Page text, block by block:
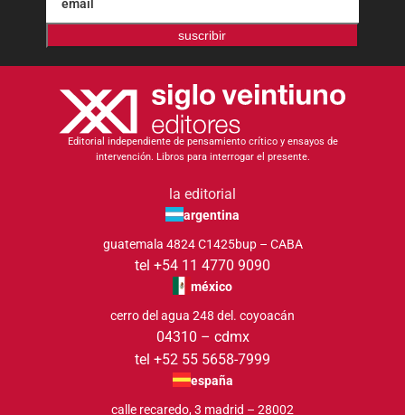
suscribir
Editorial independiente de pensamiento crítico y ensayos de
intervención. Libros para interrogar el presente.
la editorial
argentina
guatemala 4824 C1425bup – CABA
tel +54 11 4770 9090
méxico
cerro del agua 248 del. coyoacán
04310 – cdmx
tel +52 55 5658-7999
españa
calle recaredo, 3 madrid – 28002